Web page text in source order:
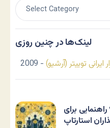
لینک‌ها در چنین روزی
ایرانی توییتر (آرشیو) - 2009
برای
استارتاپ